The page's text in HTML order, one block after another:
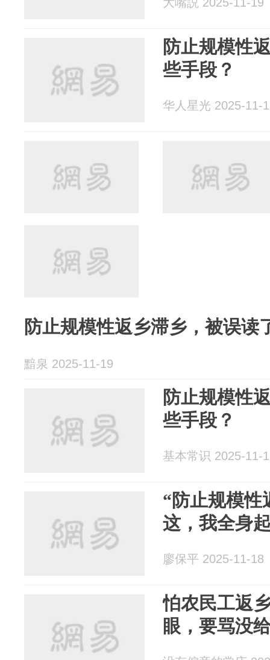
防止规模性
些手段？
华人星光 2025-11-
防止规模性返乡滞乡，被误读
黯泉 2025-11-19
防止规模性
些手段？
基本常识 2025-11-
“防止规模性
这，我全身
廖保平 2025-11-18
怕农民工返
眼，要骂没